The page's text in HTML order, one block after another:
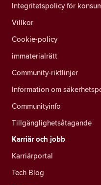
Integritetspolicy för
Villkor
Cookie-policy
immaterialrätt
Community-riktlinjer
Information om
Communityinfo
Tillgänglighetsåtagande
Karriär och jobb
Karriärportal
Tech Blog